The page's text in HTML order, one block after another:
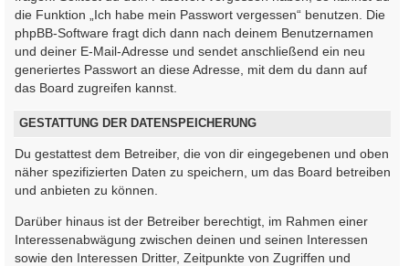
die Funktion „Ich habe mein Passwort vergessen“ benutzen. Die
phpBB-Software fragt dich dann nach deinem Benutzernamen
und deiner E-Mail-Adresse und sendet anschließend ein neu
generiertes Passwort an diese Adresse, mit dem du dann auf
das Board zugreifen kannst.
GESTATTUNG DER DATENSPEICHERUNG
Du gestattest dem Betreiber, die von dir eingegebenen und oben
näher spezifizierten Daten zu speichern, um das Board betreiben
und anbieten zu können.
Darüber hinaus ist der Betreiber berechtigt, im Rahmen einer
Interessenabwägung zwischen deinen und seinen Interessen
sowie den Interessen Dritter, Zeitpunkte von Zugriffen und